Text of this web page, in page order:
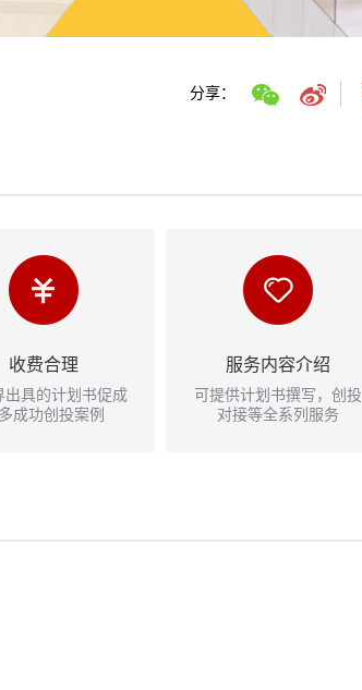
分享：
收费合理
出具的计划书促成
成功创投案例
服务内容介绍
可提供计划书撰写，创投
对接等全系列服务